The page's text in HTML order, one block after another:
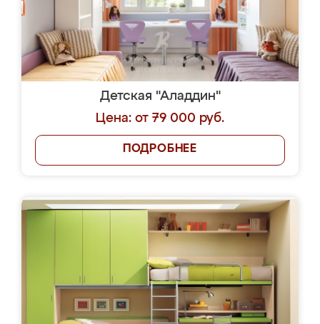
Детская "Аладдин"
Цена: от 79 000 руб.
ПОДРОБНЕЕ